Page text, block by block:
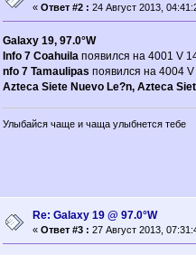
« Ответ #2 : 24 Август 2013,
Galaxy 19, 97.0°W
Info 7 Coahuila появился на 4001 V
nfo 7 Tamaulipas появился на 4004
Azteca Siete Nuevo Le?n, Azteca
Улыбайся чаще и чаща улыбнется тебе
Re: Galaxy 19 @ 97.0°W
« Ответ #3 : 27 Август 2013,